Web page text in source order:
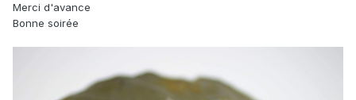
Merci d'avance
Bonne soirée